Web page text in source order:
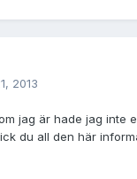
2013
jag är hade jag inte
du all den här